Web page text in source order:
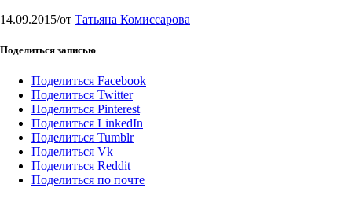
14.09.2015/от Татьяна Комиссарова
Поделиться записью
Поделиться Facebook
Поделиться Twitter
Поделиться Pinterest
Поделиться LinkedIn
Поделиться Tumblr
Поделиться Vk
Поделиться Reddit
Поделиться по почте